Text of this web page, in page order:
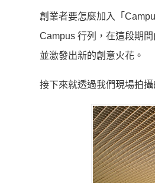
創業者要怎麼加入「
Campus 行列，在這段期
並激發出新的創意火花。
接下來就透過我們現場拍